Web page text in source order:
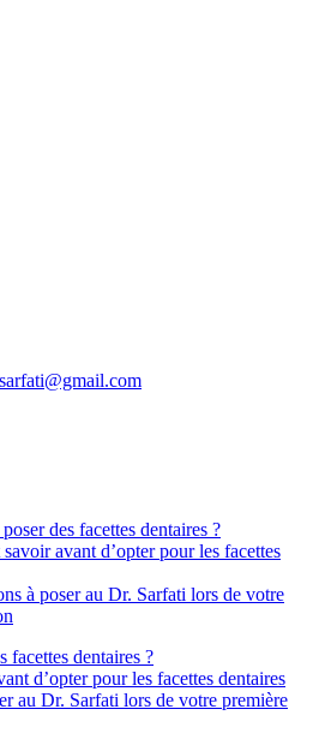
des facettes dentaires ?
avant d’opter pour les facettes
à poser au Dr. Sarfati lors de votre
facettes dentaires ?
d’opter pour les facettes dentaires
au Dr. Sarfati lors de votre première